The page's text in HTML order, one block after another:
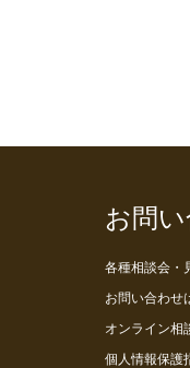
お問
各種相談会・
お問い合わせ
オンライン相
個人情報保護